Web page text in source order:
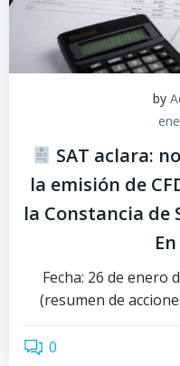
by
SAT aclara:
la emisión de
la Constancia de
Fecha: 26 de enero
(resumen de
0